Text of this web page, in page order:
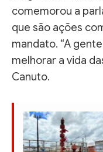
comemorou a
que são ações
mandato. “A
melhorar a vida
Canuto.